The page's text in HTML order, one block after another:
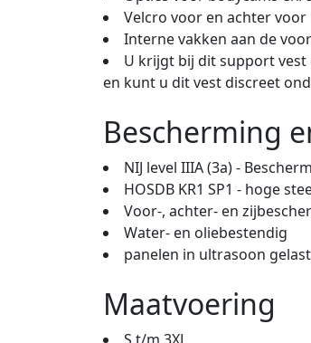
Velcro voor en achter
Interne vakken aan de
U krijgt bij dit support vest
en kunt u dit vest discreet
Bescherming
NIJ level IIIA (3a) -
HOSDB KR1 SP1 - hoge
Voor-, achter- en
Water- en oliebestendig
panelen in ultrasoon
Maatvoering
S t/m 3XL